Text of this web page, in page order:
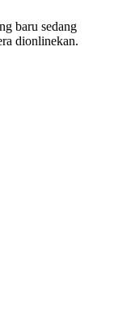
baru sedang
dionlinekan.